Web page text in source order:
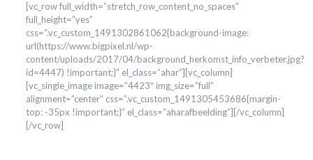
[vc_row full_width=”stretch_row_content_no_spaces”
full_height=”yes”
css=”.vc_custom_1491302861062{background-image:
url(https://www.bigpixel.nl/wp-
content/uploads/2017/04/background_herkomst_info_verbeter.jpg?
id=4447) !important;}” el_class=”ahar”][vc_column]
[vc_single_image image=”4423″ img_size=”full”
alignment=”center” css=”.vc_custom_1491305453686{margin-
top: -35px !important;}” el_class=”aharafbeelding”][/vc_column]
[/vc_row]